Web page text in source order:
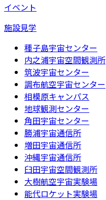
イベント
施設見学
種子島宇宙センター
内之浦宇宙空間観測所
筑波宇宙センター
調布航空宇宙センター
相模原キャンパス
地球観測センター
角田宇宙センター
勝浦宇宙通信所
増田宇宙通信所
沖縄宇宙通信所
臼田宇宙空間観測所
大樹航空宇宙実験場
能代ロケット実験場